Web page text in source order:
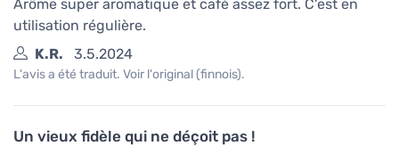
Arôme super aromatique et café assez fort. C'est en
utilisation régulière.
K.R.
3.5.2024
L'avis a été traduit. Voir l'original (finnois).
Un vieux fidèle qui ne déçoit pas !